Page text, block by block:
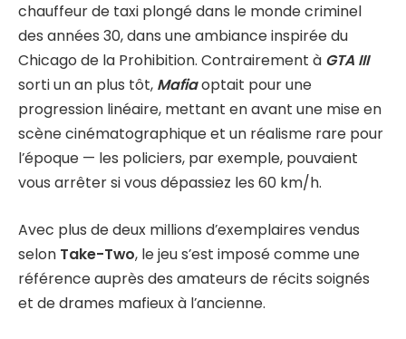
chauffeur de taxi plongé dans le monde criminel
des années 30, dans une ambiance inspirée du
Chicago de la Prohibition. Contrairement à GTA III
sorti un an plus tôt, Mafiaoptait pour une
progression linéaire, mettant en avant une mise en
scène cinématographique et un réalisme rare pour
l’époque — les policiers, par exemple, pouvaient
vous arrêter si vous dépassiez les 60 km/h.
Avec plus de deux millions d’exemplaires vendus
selon Take-Two, le jeu s’est imposé comme une
référence auprès des amateurs de récits soignés
et de drames mafieux à l’ancienne.